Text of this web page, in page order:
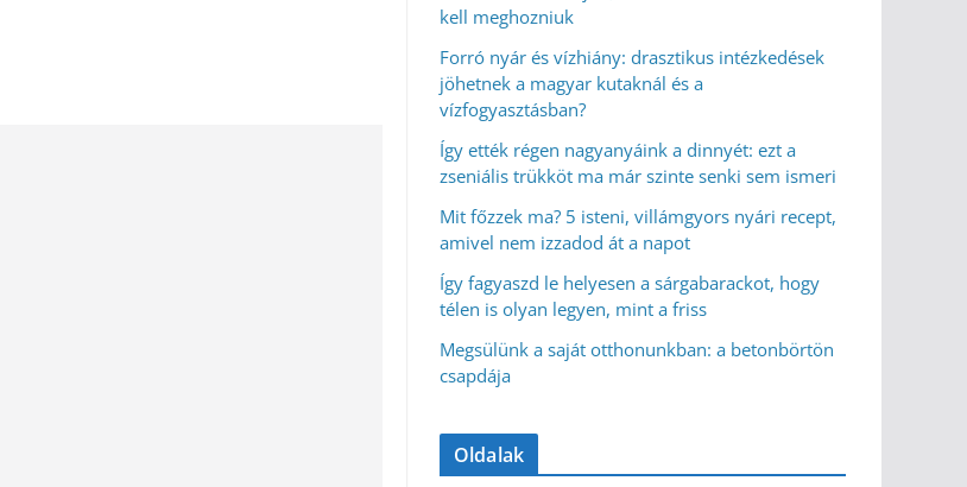
kell meghozniuk
Forró nyár és vízhiány: drasztikus intézkedések
jöhetnek a magyar kutaknál és a
vízfogyasztásban?
Így ették régen nagyanyáink a dinnyét: ezt a
zseniális trükköt ma már szinte senki sem ismeri
Mit főzzek ma? 5 isteni, villámgyors nyári recept,
amivel nem izzadod át a napot
Így fagyaszd le helyesen a sárgabarackot, hogy
télen is olyan legyen, mint a friss
Megsülünk a saját otthonunkban: a betonbörtön
csapdája
Oldalak